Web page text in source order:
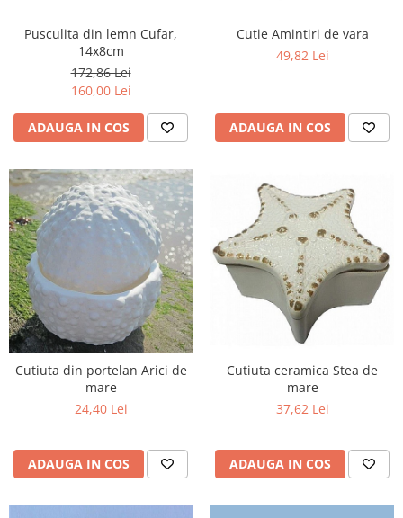
Pusculita din lemn Cufar,
14x8cm
172,86 Lei
160,00 Lei
ADAUGA IN COS
Cutie Amintiri de vara
49,82 Lei
ADAUGA IN COS
Cutiuta din portelan Arici de
mare
24,40 Lei
ADAUGA IN COS
Cutiuta ceramica Stea de
mare
37,62 Lei
ADAUGA IN COS